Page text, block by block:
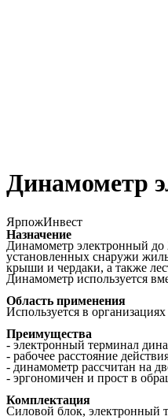
Динамометр
ЯрпожИнвест
Назначение
Динамометр электронный до
установленных снаружи
крыши и чердаки, а также
Динамометр используется
Область применения
Используется в
Преимущества
- электронный терминал
- рабочее расстояние
- динамометр рассчитан на
- эргономичен и прост в
Комплектация
Силовой блок, электронный